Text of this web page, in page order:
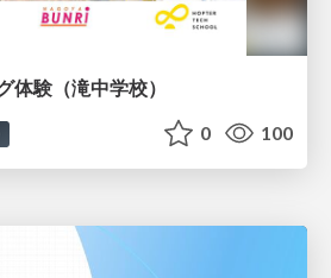
体験（滝中学校）
0 100